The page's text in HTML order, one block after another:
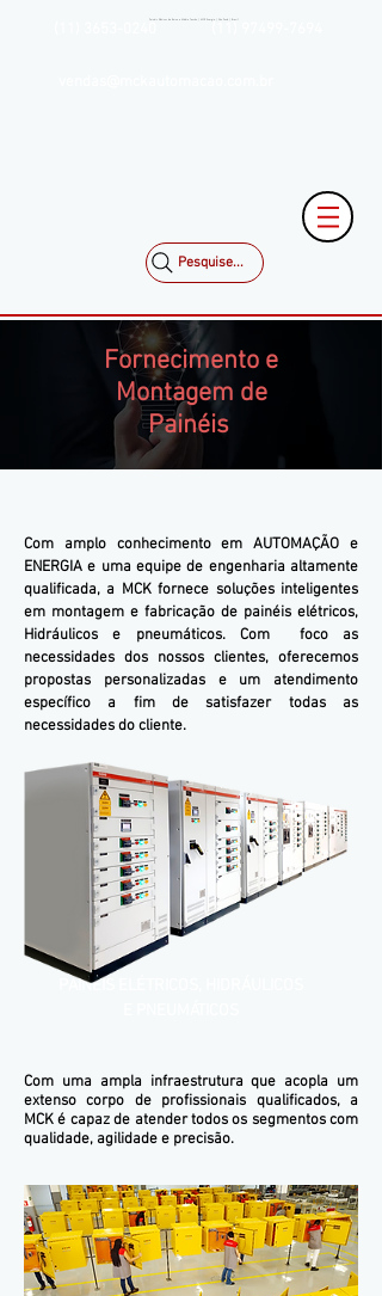
Painéis Elétricos de Baixa e Média Tensão | MCK Energia | São Paulo | Brasil
Pesquise...
Fornecimento e
Montagem de
Painéis
Com amplo conhecimento em AUTOMAÇÃO e
ENERGIA e uma equipe de engenharia altamente
qualificada, a MCK fornece soluções inteligentes
em montagem e fabricação de painéis elétricos,
Hidráulicos e pneumáticos. Com foco as
necessidades dos nossos clientes, oferecemos
propostas personalizadas e um atendimento
específico a fim de satisfazer todas as
necessidades do cliente.
PAINÉIS ELÉTRICOS, HIDRÁULICOS
Com uma ampla infraestrutura que acopla um
extenso corpo de profissionais qualificados, a
MCK é capaz de atender todos os segmentos com
qualidade, agilidade e precisão.